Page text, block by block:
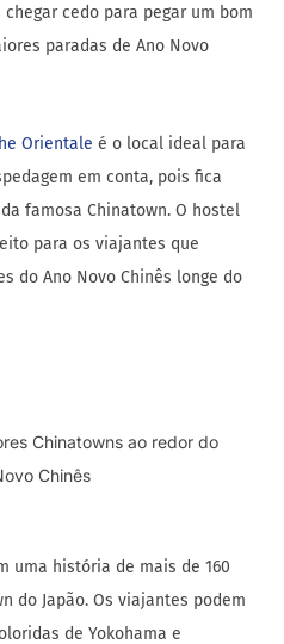
cedo para pegar um bom
paradas de Ano Novo
Orientale é o local ideal para
em conta, pois fica
famosa Chinatown. O hostel
para os viajantes que
do Ano Novo Chinês longe do
uma história de mais de 160
do Japão. Os viajantes podem
de Yokohama e